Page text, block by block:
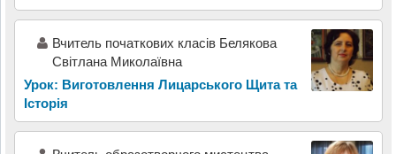
Вчитель початкових класів Белякова
Світлана Миколаївна
Урок: Виготовлення Лицарського Щита та
Історія